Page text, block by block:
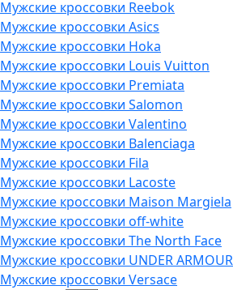
Мужские кроссовки Reebok
Мужские кроссовки Asics
Мужские кроссовки Hoka
Мужские кроссовки Louis Vuitton
Мужские кроссовки Premiata
Мужские кроссовки Salomon
Мужские кроссовки Valentino
Мужские кроссовки Balenciaga
Мужские кроссовки Fila
Мужские кроссовки Lacoste
Мужские кроссовки Maison Margiela
Мужские кроссовки off-white
Мужские кроссовки The North Face
Мужские кроссовки UNDER ARMOUR
Мужские кроссовки Versace